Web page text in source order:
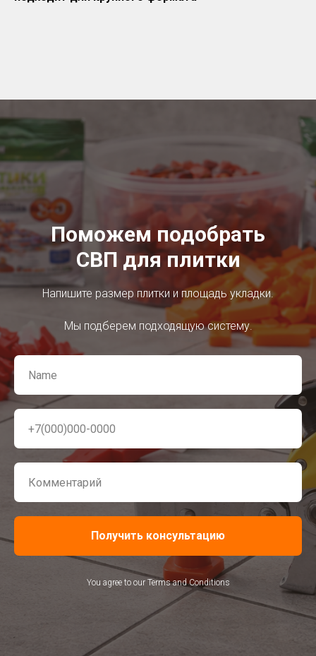
Поможем подобрать
СВП для плитки
Напишите размер плитки и площадь укладки.
Мы подберем подходящую систему.
Получить консультацию
You agree to our Terms and Conditions